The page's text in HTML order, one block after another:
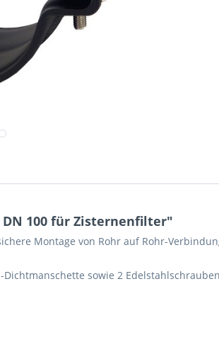
100 für Zisternenfilter"
Montage von Rohr auf Rohr-
Dichtmanschette sowie 2